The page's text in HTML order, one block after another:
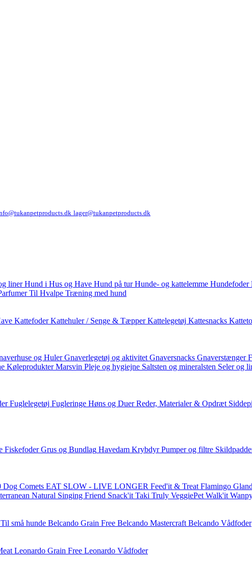
lager@tukanpetproducts.dk
liner Hund i Hus og Have Hund på tur Hunde- og kattelemme Hundefoder
Til Hvalpe Træning med hund
Kattefoder Kattehuler / Senge & Tæpper Kattelegetøj Kattesnacks
og Huler Gnaverlegetøj og aktivitet Gnaversnacks Gnaverstænger
Køleprodukter Marsvin Pleje og hygiejne Saltsten og mineralsten Seler og
Fuglelegetøj Fugleringe Høns og Duer Reder, Materialer & Opdræt
Fiskefoder Grus og Bundlag Havedam Krybdyr Pumper og filtre
Dog Comets EAT SLOW - LIVE LONGER Feed'it & Treat Flamingo
Natural Singing Friend Snack'it Taki Truly VeggiePet Walk'it
små hunde Belcando Grain Free Belcando Mastercraft Belcando Vådfoder
Leonardo Grain Free Leonardo Vådfoder